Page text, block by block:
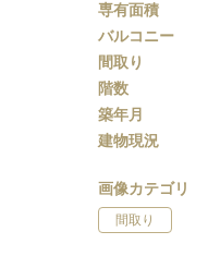
専有面積
バルコニー
間取り
階数
築年月
建物現況
画像カテゴリ
間取り